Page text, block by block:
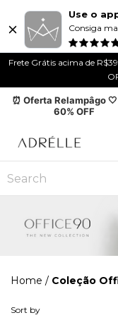
Use o
Consiga
Frete Grátis acima de
⏰ Oferta Relampâgo
60% OFF
Home / Coleção
Sort by